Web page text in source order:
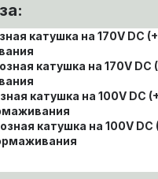
катушка на 170V DC
катушка на 170V DC
катушка на 100V DC
катушка на 100V DC